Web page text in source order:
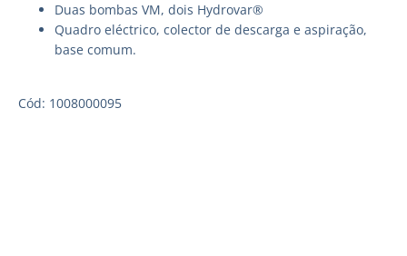
Duas bombas VM, dois Hydrovar®
Quadro eléctrico, colector de descarga e aspiração,
base comum.
Cód: 1008000095